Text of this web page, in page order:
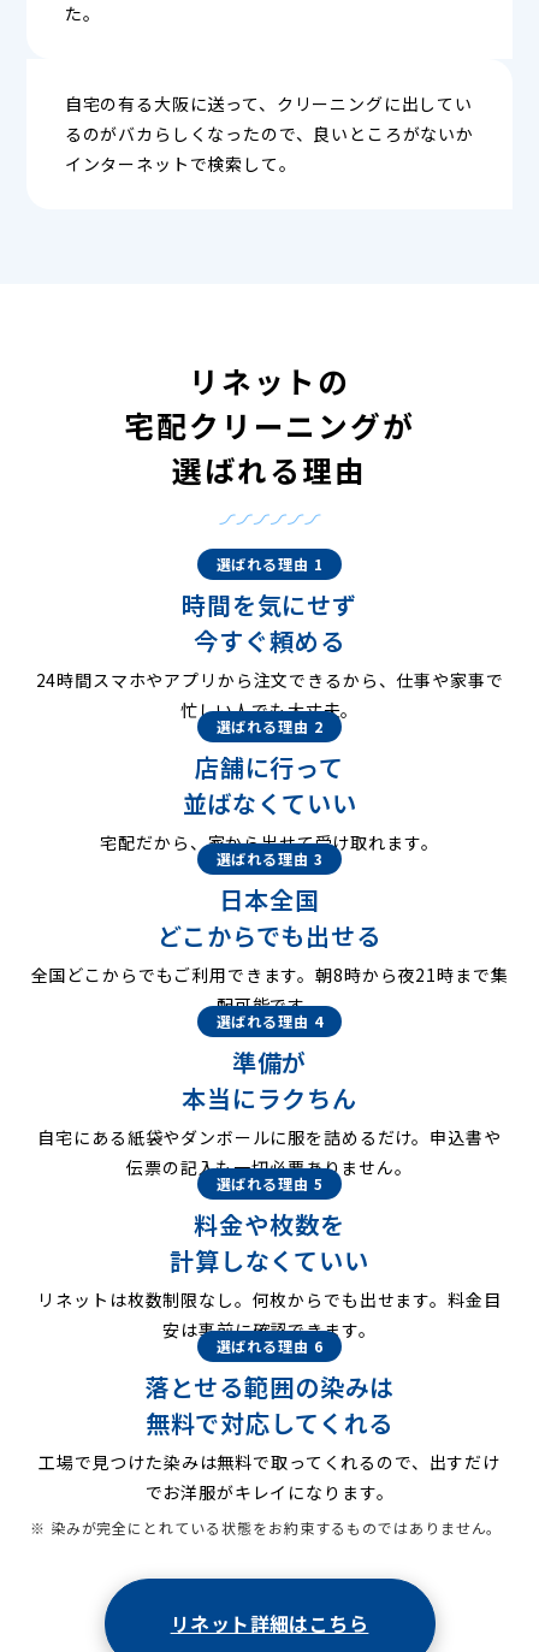
た。
自宅の有る大阪に送って、クリーニングに出してい
るのがバカらしくなったので、良いところがないか
インターネットで検索して。
リネットの
宅配クリーニングが
選ばれる理由
選ばれる理由 1
時間を気にせず
今すぐ頼める
24時間スマホやアプリから注文できるから、仕事や家事で
忙しい人でも大丈夫。
選ばれる理由 2
店舗に行って
並ばなくていい
宅配だから、家から出せて受け取れます。
選ばれる理由 3
日本全国
どこからでも出せる
全国どこからでもご利用できます。朝8時から夜21時まで集
配可能です。
選ばれる理由 4
準備が
本当にラクちん
自宅にある紙袋やダンボールに服を詰めるだけ。申込書や
伝票の記入も一切必要ありません。
選ばれる理由 5
料金や枚数を
計算しなくていい
リネットは枚数制限なし。何枚からでも出せます。料金目
安は事前に確認できます。
選ばれる理由 6
落とせる範囲の染みは
無料で対応してくれる
工場で見つけた染みは無料で取ってくれるので、出すだけ
でお洋服がキレイになります。
※ 染みが完全にとれている状態をお約束するものではありません。
リネット詳細はこちら